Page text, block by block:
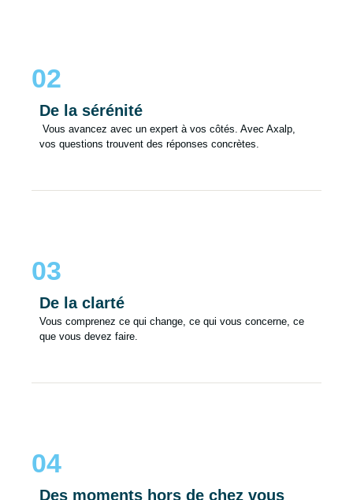
02
De la sérénité
Vous avancez avec un expert à vos côtés. Avec Axalp,
vos questions trouvent des réponses concrètes.
03
De la clarté
Vous comprenez ce qui change, ce qui vous concerne, ce
que vous devez faire.
04
Des moments hors de chez vous